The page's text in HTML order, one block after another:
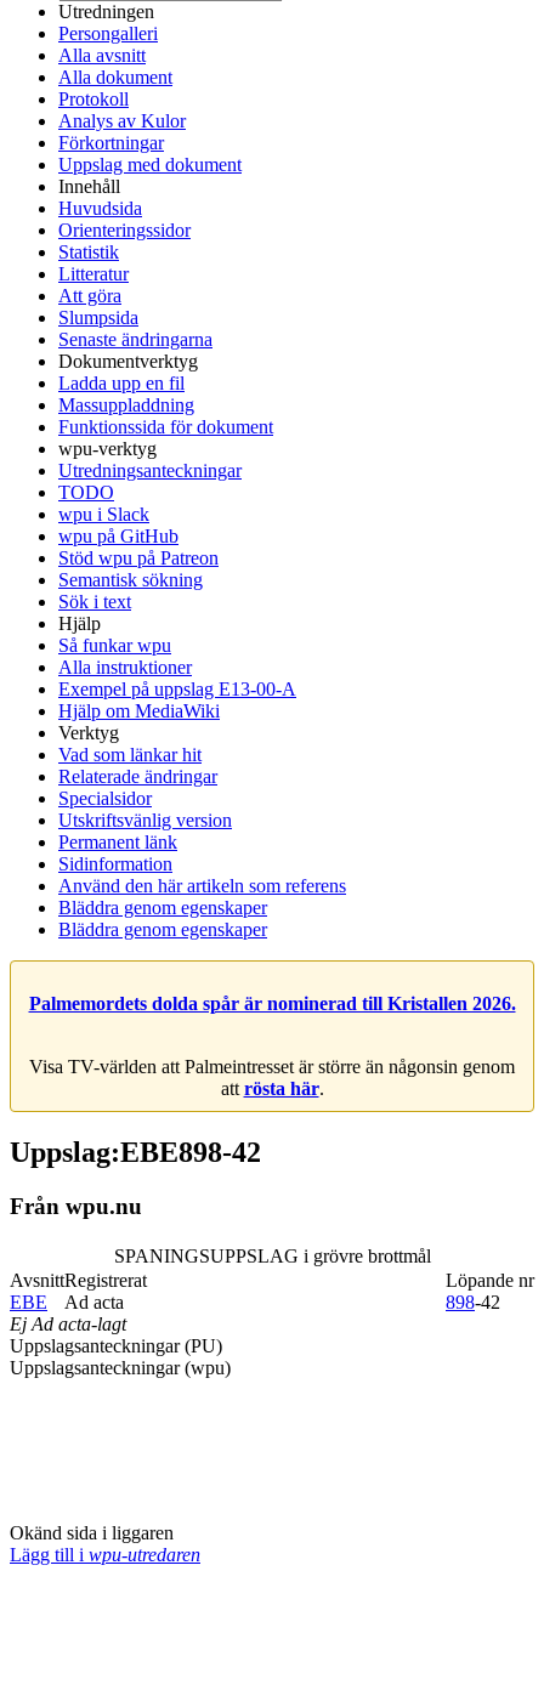
Utredningen
Persongalleri
Alla avsnitt
Alla dokument
Protokoll
Analys av Kulor
Förkortningar
Uppslag med dokument
Innehåll
Huvudsida
Orienteringssidor
Statistik
Litteratur
Att göra
Slumpsida
Senaste ändringarna
Dokumentverktyg
Ladda upp en fil
Massuppladdning
Funktionssida för dokument
wpu-verktyg
Utredningsanteckningar
TODO
wpu i Slack
wpu på GitHub
Stöd wpu på Patreon
Semantisk sökning
Sök i text
Hjälp
Så funkar wpu
Alla instruktioner
Exempel på uppslag E13-00-A
Hjälp om MediaWiki
Verktyg
Vad som länkar hit
Relaterade ändringar
Specialsidor
Utskriftsvänlig version
Permanent länk
Sidinformation
Använd den här artikeln som referens
Bläddra genom egenskaper
Bläddra genom egenskaper
Palmemordets dolda spår är nominerad till Kristallen 2026.
Visa TV-världen att Palmeintresset är större än någonsin genom
att rösta här.
Uppslag:EBE898-42
Från wpu.nu
SPANINGSUPPSLAG i grövre brottmål
Avsnitt
EBE
Löpande nr
898-42
Registrerat
Ad acta
Ej Ad acta-lagt
Uppslagsanteckningar (PU)
Uppslagsanteckningar (wpu)
Okänd sida i liggaren
Lägg till i wpu-utredaren